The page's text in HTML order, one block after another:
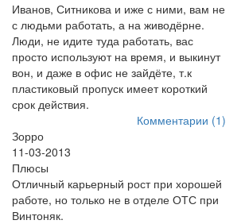
Иванов, Ситникова и иже с ними, вам не
с людьми работать, а на живодёрне.
Люди, не идите туда работать, вас
просто используют на время, и выкинут
вон, и даже в офис не зайдёте, т.к
пластиковый пропуск имеет короткий
срок действия.
Комментарии (1)
Зорро
11-03-2013
Плюсы
Отличный карьерный рост при хорошей
работе, но только не в отделе ОТС при
Винтоняк.